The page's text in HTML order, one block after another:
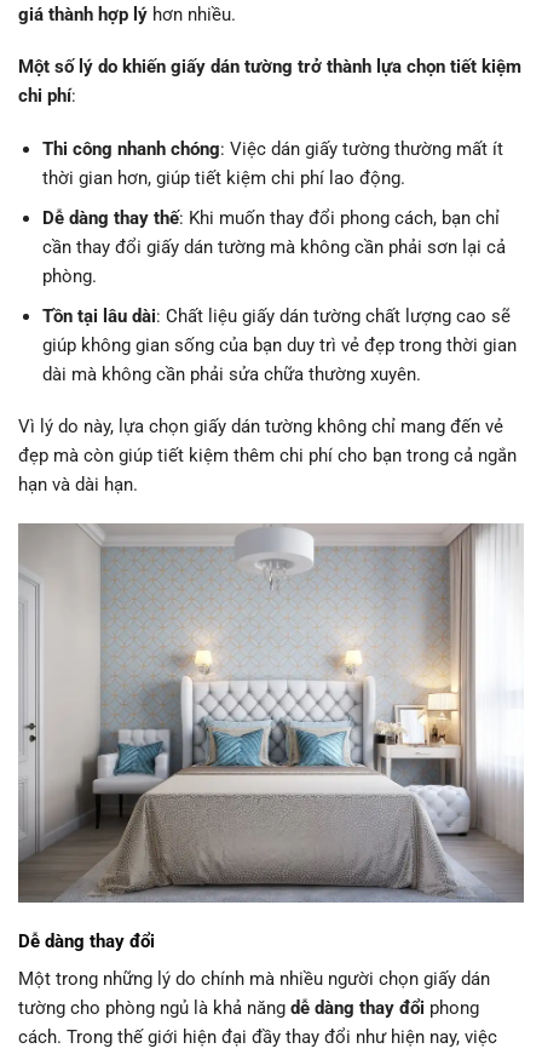
giá thành hợp lý hơn nhiều.
Một số lý do khiến giấy dán tường trở thành lựa chọn tiết kiệm
chi phí:
Thi công nhanh chóng: Việc dán giấy tường thường mất ít
thời gian hơn, giúp tiết kiệm chi phí lao động.
Dễ dàng thay thế: Khi muốn thay đổi phong cách, bạn chỉ
cần thay đổi giấy dán tường mà không cần phải sơn lại cả
phòng.
Tồn tại lâu dài: Chất liệu giấy dán tường chất lượng cao sẽ
giúp không gian sống của bạn duy trì vẻ đẹp trong thời gian
dài mà không cần phải sửa chữa thường xuyên.
Vì lý do này, lựa chọn giấy dán tường không chỉ mang đến vẻ
đẹp mà còn giúp tiết kiệm thêm chi phí cho bạn trong cả ngắn
hạn và dài hạn.
Dễ dàng thay đổi
Một trong những lý do chính mà nhiều người chọn giấy dán
tường cho phòng ngủ là khả năng dễ dàng thay đổi phong
cách. Trong thế giới hiện đại đầy thay đổi như hiện nay, việc